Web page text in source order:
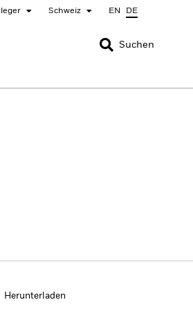
Schweiz EN DE
SCHLIESSEN
SCHLIESSEN
Suchen
Herunterladen